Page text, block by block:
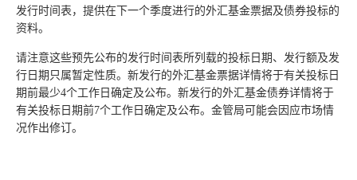
发行时间表，提供在下一个季度进行的外汇基金票据及债券投标的
资料。
请注意这些预先公布的发行时间表所列载的投标日期、发行额及发
行日期只属暂定性质。新发行的外汇基金票据详情将于有关投标日
期前最少4个工作日确定及公布。新发行的外汇基金债券详情将于
有关投标日期前7个工作日确定及公布。金管局可能会因应市场情
况作出修订。